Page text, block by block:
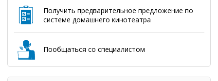
Получить предварительное предложение по
системе домашнего кинотеатра
Пообщаться со специалистом